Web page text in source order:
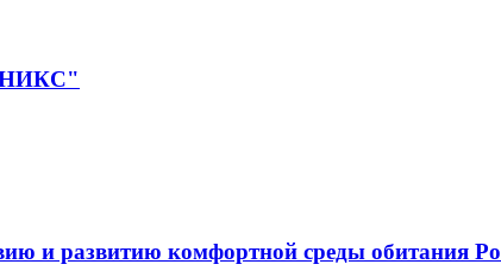
и развитию комфортной среды обитания